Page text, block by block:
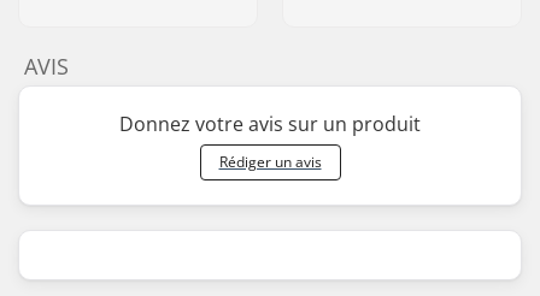
AVIS
Donnez votre avis sur un produit
Rédiger un avis